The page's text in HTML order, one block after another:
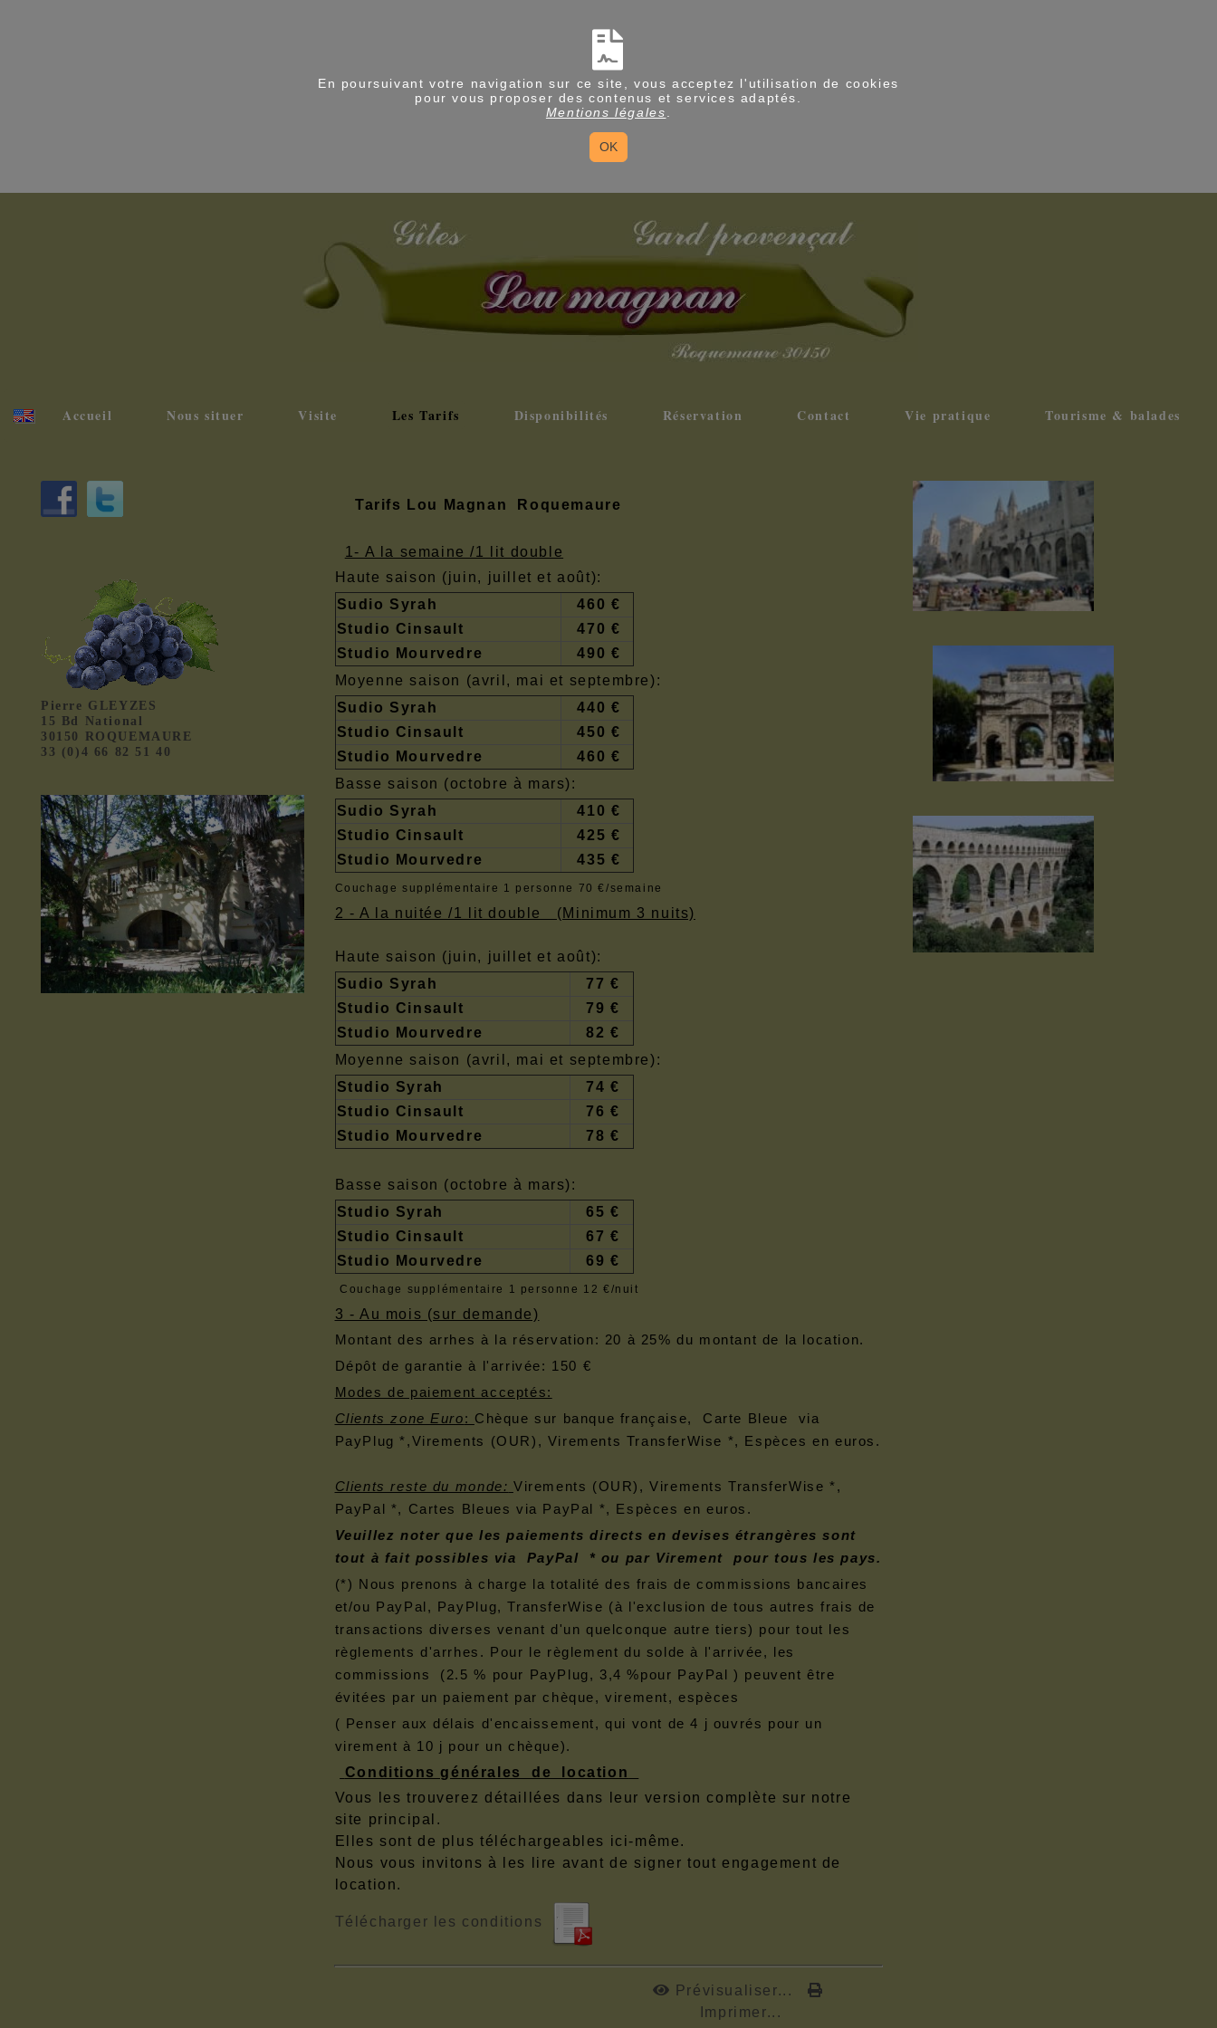
En poursuivant votre navigation sur ce site, vous acceptez l'utilisation de cookies
pour vous proposer des contenus et services adaptés.
Mentions légales
OK
Accueil Nous situer Visite Les Tarifs Disponibilités Réservation Contact Vie pratique Tourisme & balades
Pierre GLEYZES
15 Bd National
30150 ROQUEMAURE
33 (0)4 66 82 51 40
Tarifs Lou Magnan Roquemaure
1- A la semaine /1 lit double
Haute saison (juin, juillet et août):
Sudio Syrah
460 €
Studio Cinsault
470 €
Studio Mourvedre
490 €
Moyenne saison (avril, mai et septembre):
Sudio Syrah
440 €
Studio Cinsault
450 €
Studio Mourvedre
460 €
Basse saison (octobre à mars):
Sudio Syrah
410 €
Studio Cinsault
425 €
Studio Mourvedre
435 €
Couchage supplémentaire 1 personne 70 €/semaine
2 - A la nuitée /1 lit double (Minimum 3 nuits)
Haute saison (juin, juillet et août):
Sudio Syrah
77 €
Studio Cinsault
79 €
Studio Mourvedre
82 €
Moyenne saison (avril, mai et septembre):
Studio Syrah
74 €
Studio Cinsault
76 €
Studio Mourvedre
78 €
Basse saison (octobre à mars):
Studio Syrah
65 €
Studio Cinsault
67 €
Studio Mourvedre
69 €
Couchage supplémentaire 1 personne 12 €/nuit
3 - Au mois (sur demande)
Montant des arrhes à la réservation: 20 à 25% du montant de la location.
Dépôt de garantie à l'arrivée: 150 €
Modes de paiement acceptés:
Clients zone Euro: Chèque sur banque française, Carte Bleue via
PayPlug *,Virements (OUR), Virements TransferWise *, Espèces en euros.
Clients reste du monde: Virements (OUR), Virements TransferWise *,
PayPal *, Cartes Bleues via PayPal *, Espèces en euros.
Veuillez noter que les paiements directs en devises étrangères sont
tout à fait possibles via PayPal * ou par Virement pour tous les pays.
(*) Nous prenons à charge la totalité des frais de commissions bancaires
et/ou PayPal, PayPlug, TransferWise (à l'exclusion de tous autres frais de
transactions diverses venant d'un quelconque autre tiers) pour tout les
règlements d'arrhes. Pour le règlement du solde à l'arrivée, les
commissions (2.5 % pour PayPlug, 3,4 %pour PayPal ) peuvent être
évitées par un paiement par chèque, virement, espèces
( Penser aux délais d'encaissement, qui vont de 4 j ouvrés pour un
virement à 10 j pour un chèque).
Conditions générales de location
Vous les trouverez détaillées dans leur version complète sur notre
site principal.
Elles sont de plus téléchargeables ici-même.
Nous vous invitons à les lire avant de signer tout engagement de
location.
Télécharger les conditions
Prévisualiser...
Imprimer...